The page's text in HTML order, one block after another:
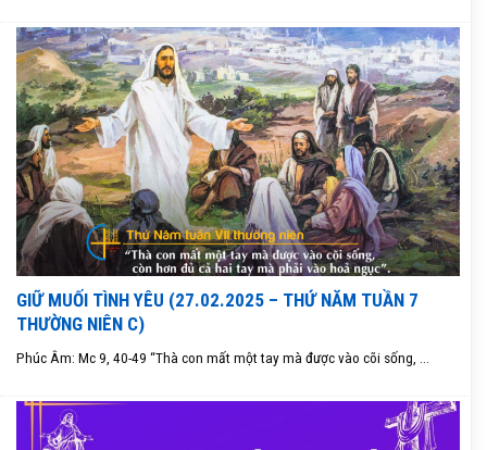
GIỮ MUỐI TÌNH YÊU (27.02.2025 – THỨ NĂM TUẦN 7
THƯỜNG NIÊN C)
Phúc Âm: Mc 9, 40-49 “Thà con mất một tay mà được vào cõi sống, ...